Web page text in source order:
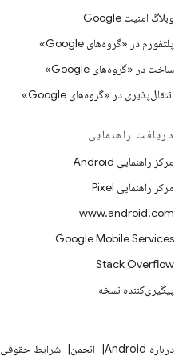
وبلاگ امنیت Google
پلتفورم در «گروه‌های Google»
ساخت در «گروه‌های Google»
انتقال‌پذیری در «گروه‌های Google»
دریافت راهنمایی
مرکز راهنمایی Android
مرکز راهنمایی Pixel
www.android.com
Google Mobile Services
Stack Overflow
پیگیری‌کننده نسخه
درباره Android انجمن شرایط حقوقی